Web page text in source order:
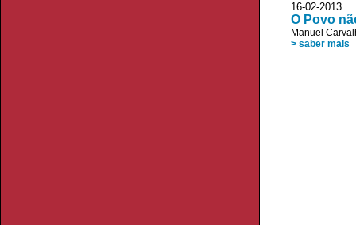
16-02-2013
O Povo
Manuel
> saber mais